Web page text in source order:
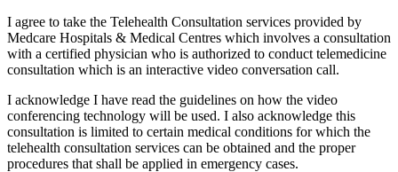
I agree to take the Telehealth Consultation services provided by
Medcare Hospitals & Medical Centres which involves a consultation
with a certified physician who is authorized to conduct telemedicine
consultation which is an interactive video conversation call.
I acknowledge I have read the guidelines on how the video
conferencing technology will be used. I also acknowledge this
consultation is limited to certain medical conditions for which the
telehealth consultation services can be obtained and the proper
procedures that shall be applied in emergency cases.